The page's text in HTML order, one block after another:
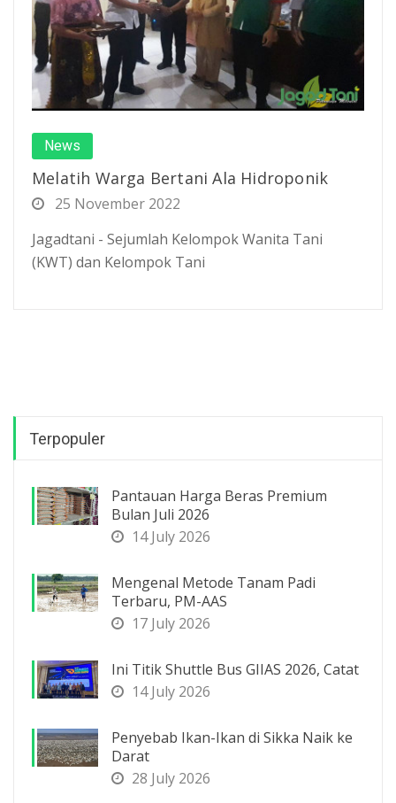
News
Melatih Warga Bertani Ala Hidroponik
25 November 2022
Jagadtani - Sejumlah Kelompok Wanita Tani
(KWT) dan Kelompok Tani
Terpopuler
Pantauan Harga Beras Premium
Bulan Juli 2026
14 July 2026
Mengenal Metode Tanam Padi
Terbaru, PM-AAS
17 July 2026
Ini Titik Shuttle Bus GIIAS 2026, Catat
14 July 2026
Penyebab Ikan-Ikan di Sikka Naik ke
Darat
28 July 2026